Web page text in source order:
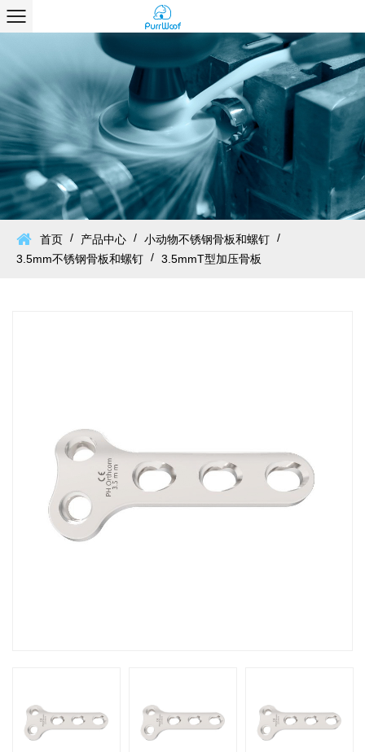
首页 / 产品中心 / 小动物不锈钢骨板和螺钉 /
3.5mm不锈钢骨板和螺钉 / 3.5mmT型加压骨板